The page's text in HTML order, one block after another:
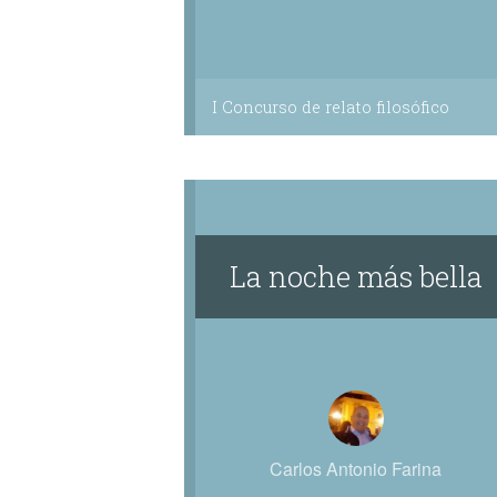
I Concurso de relato filosófico
La noche más bella
Carlos Antonio Farina